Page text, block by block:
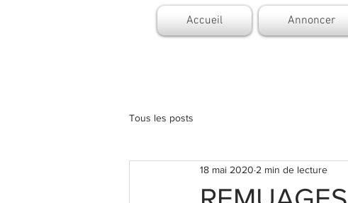
Accueil Annoncer
Tous les posts
18 mai 2020 2 min de lecture